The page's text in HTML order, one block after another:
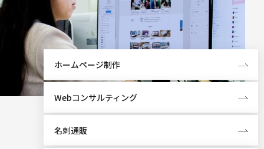
ホームページ制作
Webコンサルティング
名刺通販